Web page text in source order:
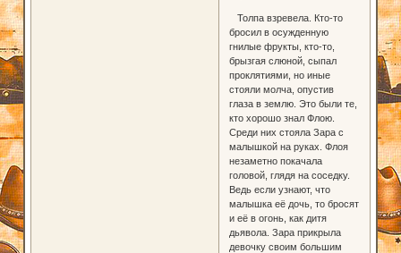
Толпа взревела. Кто-то
бросил в осужденную
гнилые фрукты, кто-то,
брызгая слюной, сыпал
проклятиями, но иные
стояли молча, опустив
глаза в землю. Это были те,
кто хорошо знал Флою.
Среди них стояла Зара с
малышкой на руках. Флоя
незаметно покачала
головой, глядя на соседку.
Ведь если узнают, что
малышка её дочь, то бросят
и её в огонь, как дитя
дьявола. Зара прикрыла
девочку своим большим